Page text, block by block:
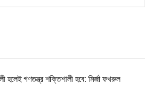
হলেই গণতন্ত্র শক্তিশালী হবে: মির্জা ফখরুল